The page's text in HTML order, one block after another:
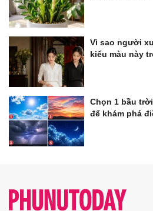
Vì sao người
kiểu màu này
Chọn 1 bầu
để khám phá